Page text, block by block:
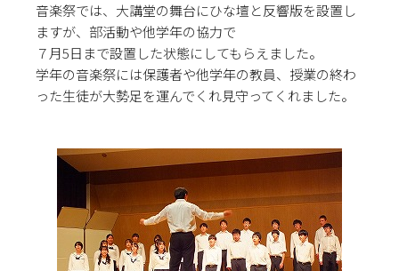
音楽祭では、大講堂の舞台にひな壇と反響版を設置し
ますが、部活動や他学年の協力で
７月5日まで設置した状態にしてもらえました。
学年の音楽祭には保護者や他学年の教員、授業の終わ
った生徒が大勢足を運んでくれ見守ってくれました。